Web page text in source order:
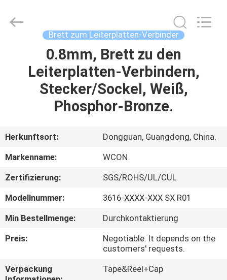
PRODUKTE
UNS
AUSFLUG
QUALITÄTSKONTROLLE
SIE
Brett zum Leiterplatten-Verbinder
0.8mm, Brett zu den
Leiterplatten-Verbindern,
Stecker/Sockel, Weiß,
Phosphor-Bronze.
Herkunftsort:
Dongguan, Guangdong, China.
Markenname:
WCON
Zertifizierung:
SGS/ROHS/UL/CUL
Modellnummer:
3616-XXXX-XXX SX R01
Min Bestellmenge:
Durchkontaktierung
Preis:
Negotiable. It depends on the
customers' requests.
Verpackung
Tape&Reel+Cap